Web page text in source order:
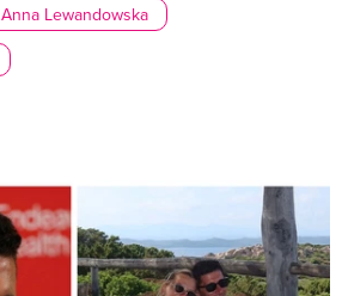
Anna Lewandowska